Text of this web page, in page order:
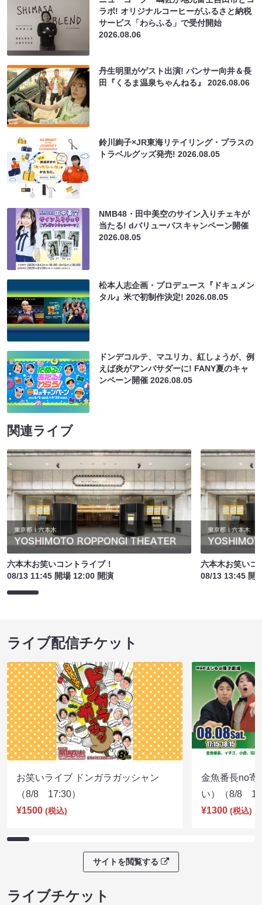
ラボ! オリジナルコーヒーがふるさと納税
サービス「わらふる」で受付開始
2026.08.06
丹生明里がゲスト出演! パンサー向井＆長
田『くるま温泉ちゃんねる』2026.08.06
鈴川絢子×JR東海リテイリング・プラスの
トラベルグッズ発売!2026.08.05
NMB48・田中美空のサイン入りチェキが
当たる! dバリューパスキャンペーン開催
2026.08.05
松本人志企画・プロデュース『ドキュメン
タル』米で初制作決定!2026.08.05
ドンデコルテ、マユリカ、紅しょうが、例
えば炎がアンバサダーに! FANY夏のキャ
ンペーン開催2026.08.05
関連ライブ
六本木お笑いコントライブ！
08/13 11:45 開場 12:00 開演
六本木お笑いコ
08/13 13:45 開
ライブ配信チケット
お笑いライブ ドンガラガッシャン
（8/8 17:30）
¥1500 (税込)
金魚番長no寄
い）（8/8
¥1300 (税込)
サイトを閲覧する
ライブチケット